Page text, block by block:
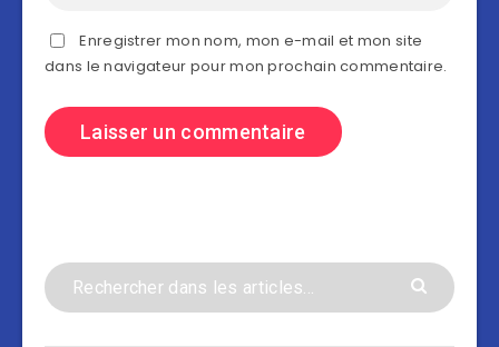
Enregistrer mon nom, mon e-mail et mon site
dans le navigateur pour mon prochain commentaire.